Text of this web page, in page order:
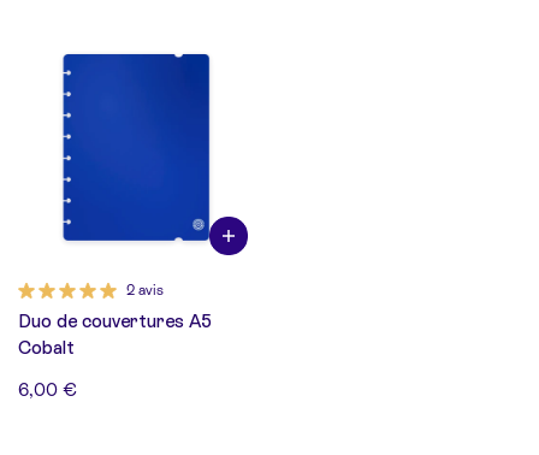
2 avis
Duo de couvertures A5
Cobalt
6,00 €